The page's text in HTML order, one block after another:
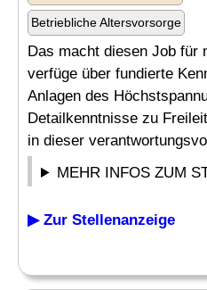
Betriebliche Altersvorsorge
Das macht diesen Job für
verfüge über fundierte
Anlagen des
Detailkenntnisse zu
in dieser
MEHR INFOS ZUM
▶ Zur Stellenanzeige